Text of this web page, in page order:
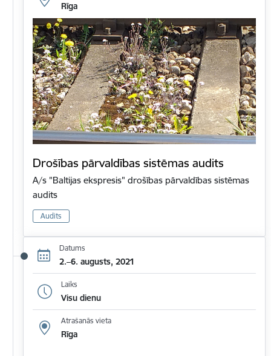
Rīga
Drošības pārvaldības sistēmas audits
A/s "Baltijas ekspresis" drošības pārvaldības sistēmas
audits
Audits
Datums
2.–6. augusts, 2021
Laiks
Visu dienu
Atrašanās vieta
Rīga